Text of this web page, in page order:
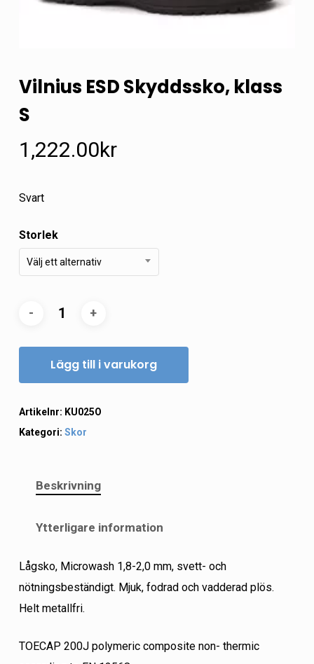
Vilnius ESD Skyddssko, klass
S
1,222.00kr
Svart
Storlek
Välj ett alternativ
Lägg till i varukorg
Artikelnr: KU025O
Kategori: Skor
Beskrivning
Ytterligare information
Lågsko, Microwash 1,8-2,0 mm, svett- och
nötningsbeständigt. Mjuk, fodrad och vadderad plös.
Helt metallfri.
TOECAP 200J polymeric composite non- thermic